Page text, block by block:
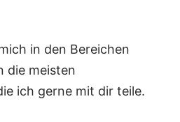
in den Bereichen
die meisten
ich gerne mit dir teile.